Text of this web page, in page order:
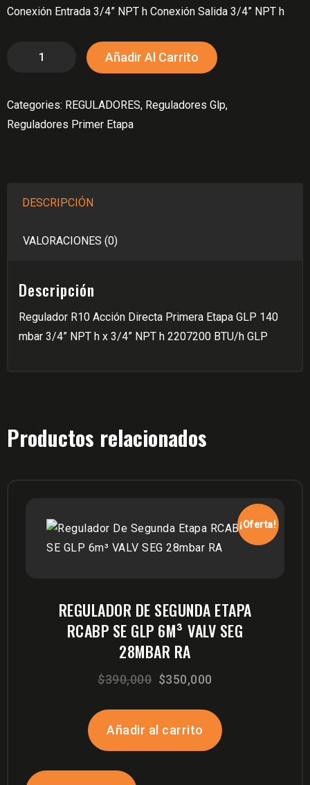
Conexión Entrada 3/4” NPT h Conexión Salida 3/4” NPT h
Regulador
Etapa
R10
cantidad
Añadir Al Carrito
Categories: REGULADORES, Reguladores Glp,
Reguladores Primer Etapa
DESCRIPCIÓN
VALORACIONES (0)
Descripción
Regulador R10 Acción Directa Primera Etapa GLP 140
mbar 3/4” NPT h x 3/4” NPT h 2207200 BTU/h GLP
Productos relacionados
¡Oferta!
REGULADOR DE SEGUNDA ETAPA
RCABP SE GLP 6M³ VALV SEG
28MBAR RA
$390,000 El
original
$350,000
actual
es:
Añadir al carrito